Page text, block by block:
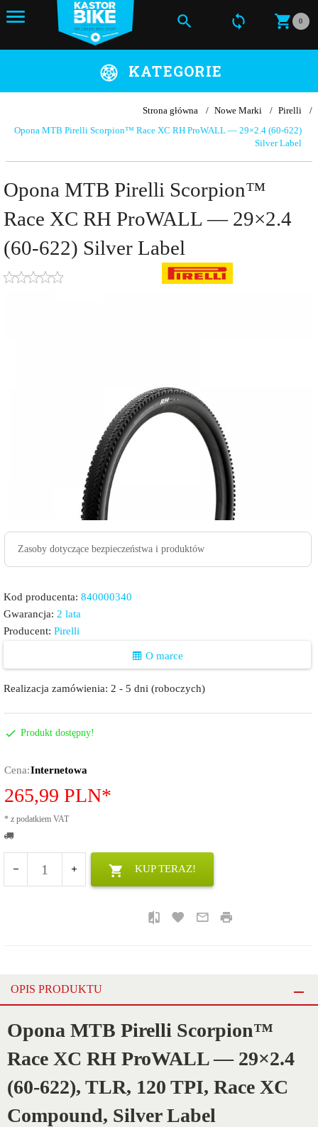
0
KATEGORIE
Strona główna Nowe Marki
Pirelli
Opona MTB Pirelli Scorpion™ Race XC RH ProWALL — 29×2.4 (60-622)
Silver Label
Opona MTB Pirelli Scorpion™
Race XC RH ProWALL — 29×2.4
(60-622) Silver Label
Zasoby dotyczące bezpieczeństwa i produktów
Kod producenta: 840000340
Gwarancja: 2 lata
Producent: Pirelli
O marce
Realizacja zamówienia: 2 - 5 dni (roboczych)
Produkt dostępny!
Cena:Internetowa
265,99 PLN*
* z podatkiem VAT
KUP TERAZ!
OPIS PRODUKTU
Opona MTB Pirelli Scorpion™
Race XC RH ProWALL — 29×2.4
(60-622), TLR, 120 TPI, Race XC
Compound, Silver Label